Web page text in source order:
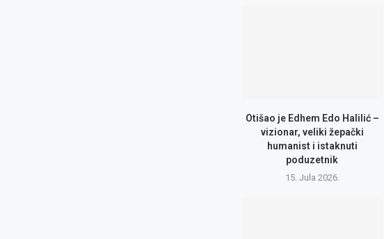
Otišao je Edhem Edo Halilić –
vizionar, veliki žepački
humanist i istaknuti
poduzetnik
15. Jula 2026.